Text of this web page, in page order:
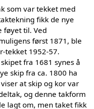
som var tekket med
fikk de nye
føyet til. Ved
først 1871, ble
tekket 1952-57.
fra 1681 synes å
skip fra ca. 1800 ha
at skip og kor var
og denne takform
lagt om, men taket fikk